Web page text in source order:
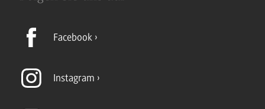
Facebook
Instagram